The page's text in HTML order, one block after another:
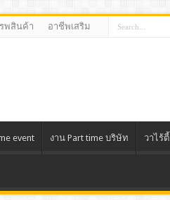
พสินค้า อาชีพเสริม
event งาน Part time บริษัท วาไร้ตี้